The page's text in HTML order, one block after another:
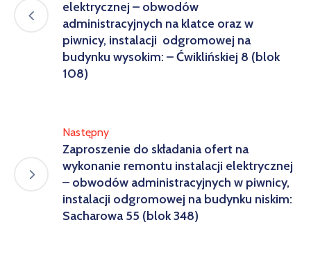
elektrycznej – obwodów
administracyjnych na klatce oraz w
piwnicy, instalacji odgromowej na
budynku wysokim: – Ćwiklińskiej 8 (blok
108)
Następny
Zaproszenie do składania ofert na
wykonanie remontu instalacji elektrycznej
– obwodów administracyjnych w piwnicy,
instalacji odgromowej na budynku niskim:
Sacharowa 55 (blok 348)